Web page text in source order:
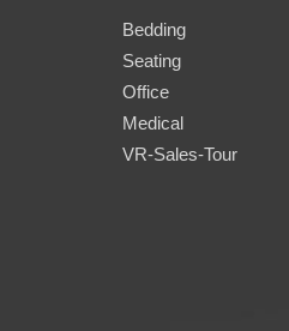
Bedding
Seating
Office
Medical
VR-Sales-Tour